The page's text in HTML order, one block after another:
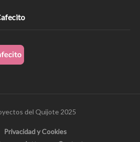
del Quijote 2025
Privacidad y Cookies